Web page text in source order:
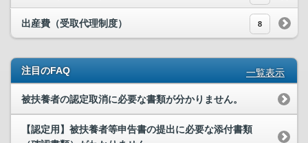
出産費（受取代理制度） 8
注目のFAQ 一覧表示
被扶養者の認定取消に必要な書類が分かりません。
【認定用】被扶養者等申告書の提出に必要な添付書類